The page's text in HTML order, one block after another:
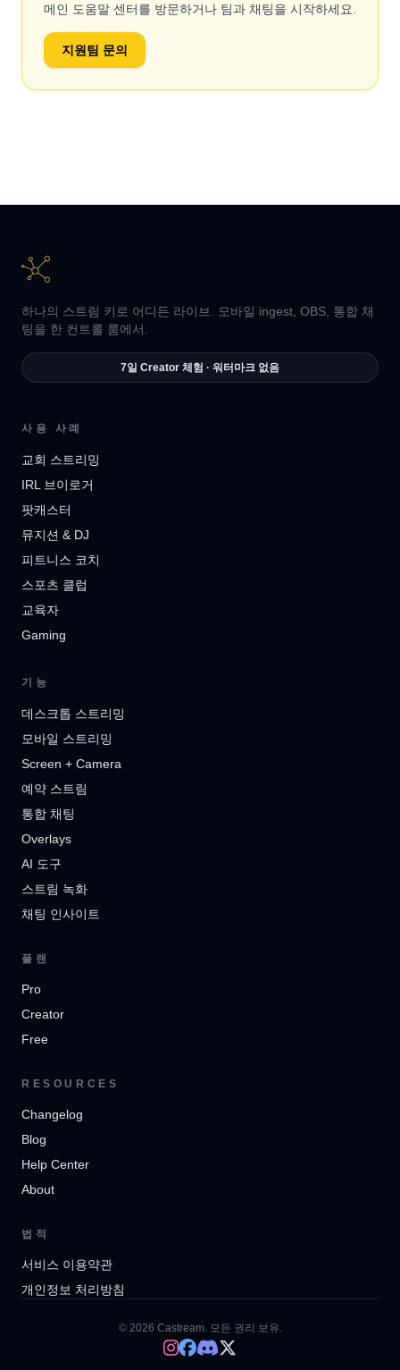
메인 도움말 센터를 방문하거나 팀과 채팅을 시작하세요.
지원팀 문의
하나의 스트림 키로 어디든 라이브. 모바일 ingest, OBS, 통합 채
팅을 한 컨트롤 룸에서.
7일 Creator 체험 · 워터마크 없음
사용 사례
교회 스트리밍
IRL 브이로거
팟캐스터
뮤지션 & DJ
피트니스 코치
스포츠 클럽
교육자
Gaming
기능
데스크톱 스트리밍
모바일 스트리밍
Screen + Camera
예약 스트림
통합 채팅
Overlays
AI 도구
스트림 녹화
채팅 인사이트
플랜
Pro
Creator
Free
RESOURCES
Changelog
Blog
Help Center
About
법적
서비스 이용약관
개인정보 처리방침
© 2026 Castream. 모든 권리 보유.